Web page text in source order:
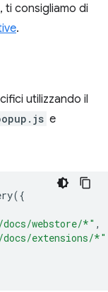
ti consigliamo di
.
utilizzando il
e
({
webstore/*" ,
extensions/*"